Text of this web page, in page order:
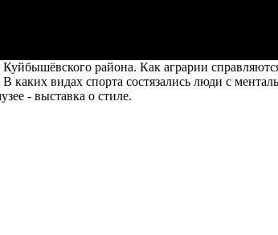
района. Как аграрии
видах спорта состязались люди с
- выставка о стиле.